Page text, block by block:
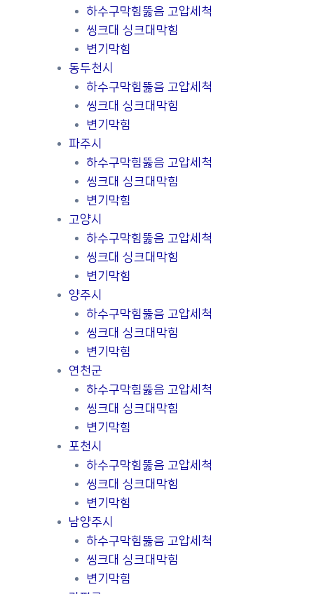
하수구막힘뚫음 고압세척
씽크대 싱크대막힘
변기막힘
동두천시
하수구막힘뚫음 고압세척
씽크대 싱크대막힘
변기막힘
파주시
하수구막힘뚫음 고압세척
씽크대 싱크대막힘
변기막힘
고양시
하수구막힘뚫음 고압세척
씽크대 싱크대막힘
변기막힘
양주시
하수구막힘뚫음 고압세척
씽크대 싱크대막힘
변기막힘
연천군
하수구막힘뚫음 고압세척
씽크대 싱크대막힘
변기막힘
포천시
하수구막힘뚫음 고압세척
씽크대 싱크대막힘
변기막힘
남양주시
하수구막힘뚫음 고압세척
씽크대 싱크대막힘
변기막힘